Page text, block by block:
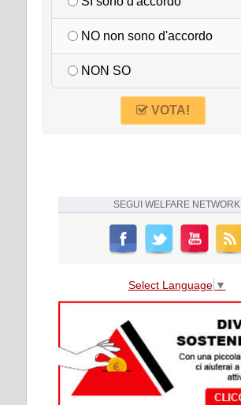
NO non sono d'accordo
NON SO
VOTA!
SEGUI WELFARE NETWORK
Select Language ▼